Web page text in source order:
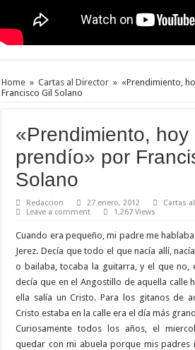
Home » Cartas al Director » «Prendimiento,
Francisco Gil Solano
«Prendimiento, hoy
prendío» por
Solano
Redaccion 27 enero, 2012
Cartas
Leave a comment
1,267 Views
Cuando era pequeño, mi padre me
Jerez. Decía que todo el que nacía allí,
o bailaba, tocaba la guitarra, y el que no,
decía que en el Angostillo de aquella calle
ella salía un Cristo. Para los gitanos de
Cristo estaba en la calle era el día más
Curiosamente todos los años, el
quedar con mi abuela porque mis padres